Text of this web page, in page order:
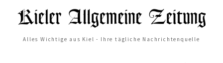
Alles Wichtige aus Kiel - Ihre tägliche Nachrichtenquelle